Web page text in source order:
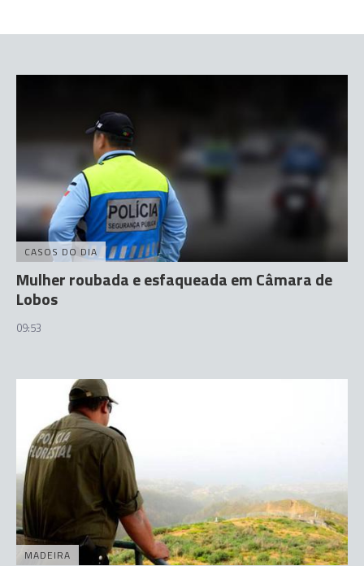
CASOS DO DIA
Mulher roubada e esfaqueada em Câmara de
Lobos
09:53
MADEIRA